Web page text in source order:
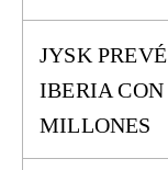
JYSK
IBERIA
MILLONES